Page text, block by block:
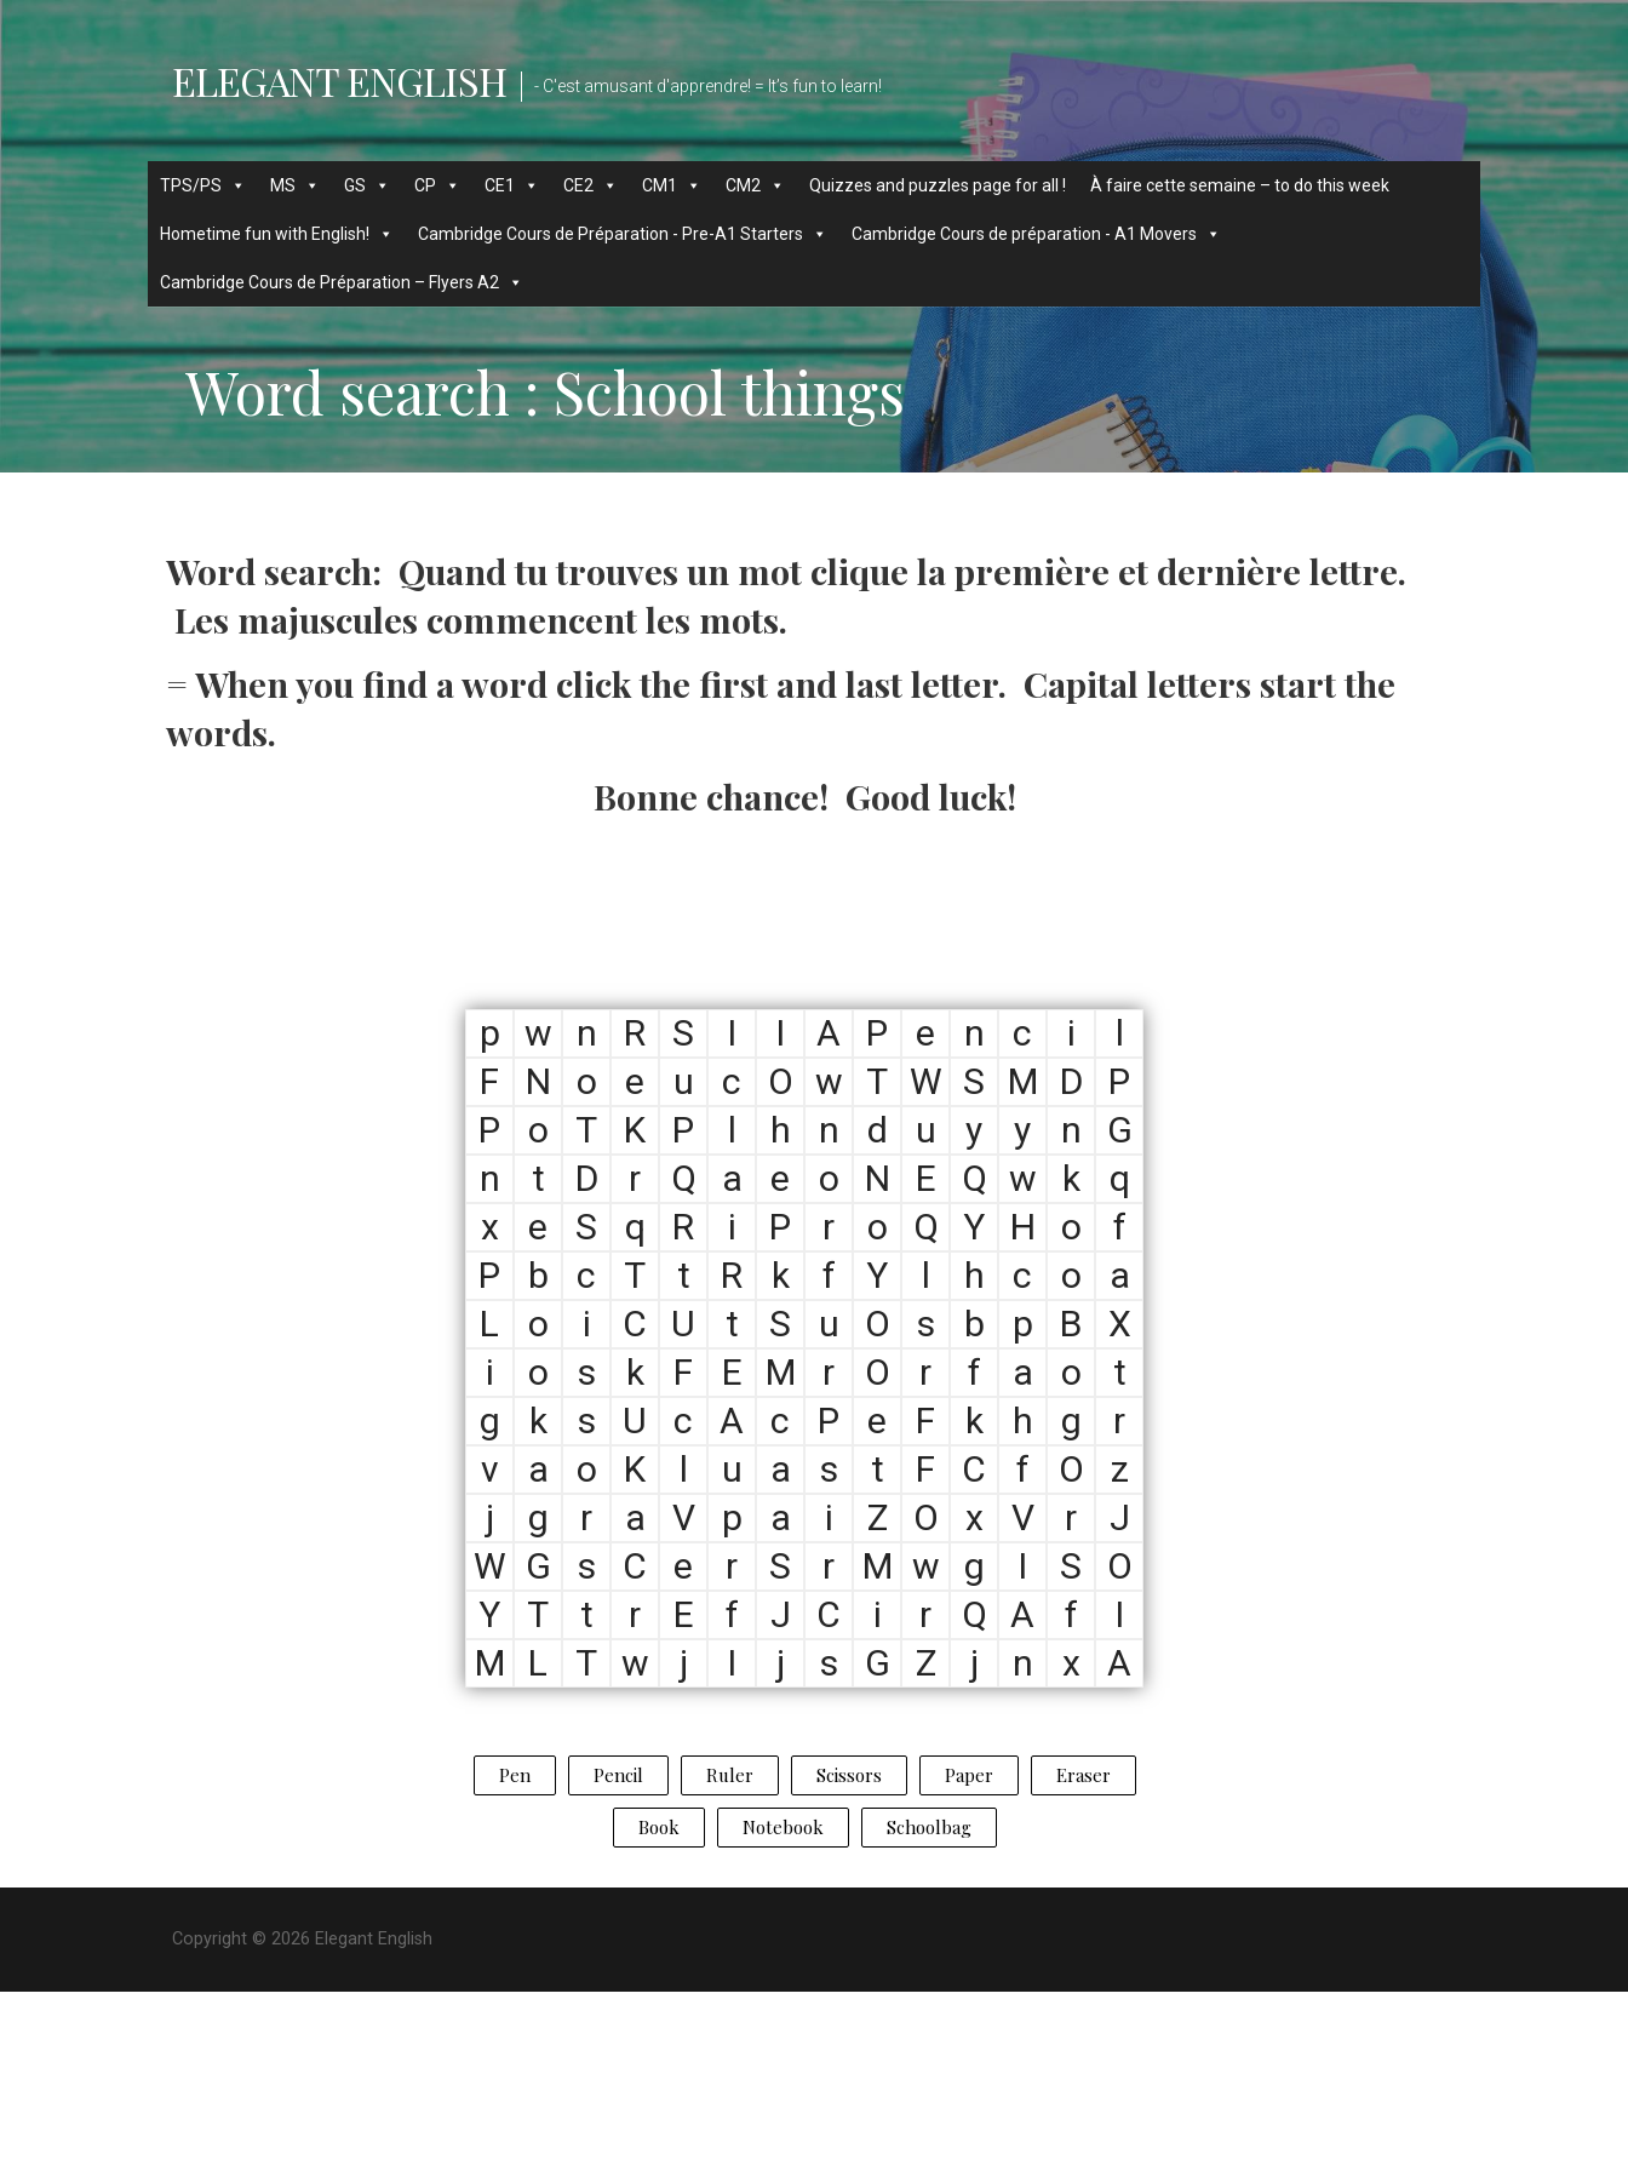
Passer
au
ELEGANT ENGLISH - C'est amusant d'apprendre! = It’s fun to learn!
TPS/PS MS GS CP CE1 CE2 CM1 CM2 Quizzes and puzzles page for all ! À faire cette semaine – to do this week
Hometime fun with English! Cambridge Cours de Préparation - Pre-A1 Starters Cambridge Cours de préparation - A1 Movers
Cambridge Cours de Préparation – Flyers A2
Word search : School things
Word search: Quand tu trouves un mot clique la première et dernière lettre.
Les majuscules commencent les mots.
= When you find a word click the first and last letter. Capital letters start the
words.
Bonne chance! Good luck!
p w n R S I I A P e n c i
l
F
N o e u c O w T W S M D
P
P
o T K P l h n d u y y n
G
n
t D r Q a e o N E Q w k
q
x
e S q R i P r o Q Y H o
f
P
b c T t R k f Y l h c o
a
L
o i C U t S u O s b p B
X
i
o s k F E M r O r f a o
t
g
k s U c A c P e F k h g
r
v
a o K l u a s t F C f O
z
j
g r a V p a i Z O x V r
J
W G s C e r S r M w g I S
O
Y
T t r E f J C i r Q A f
I
M
L T w j I j s G Z j n x A
Pen Pencil Ruler Scissors Paper Eraser
Book Notebook Schoolbag
Copyright © 2026 Elegant English